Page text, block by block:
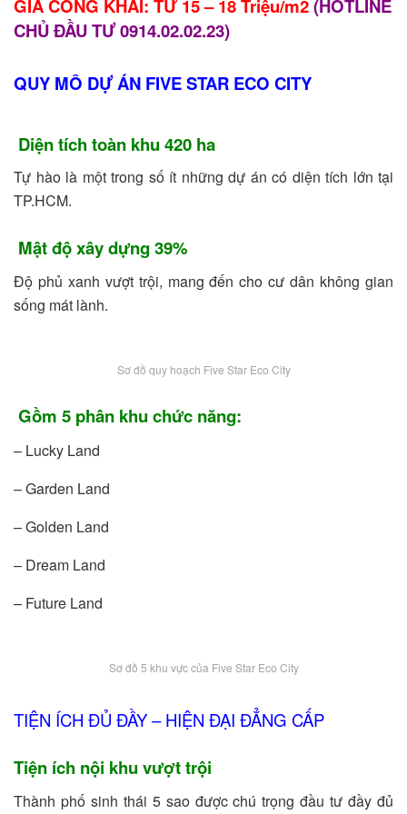
GIÁ CÔNG KHAI: TỪ 15 – 18 Triệu/m2(HOTLINE
CHỦ ĐẦU TƯ 0914.02.02.23)
QUY MÔ DỰ ÁN FIVE STAR ECO CITY
Diện tích toàn khu 420 ha
Tự hào là một trong số ít những dự án có diện tích lớn tại
TP.HCM.
Mật độ xây dựng 39%
Độ phủ xanh vượt trội, mang đến cho cư dân không gian
sống mát lành.
Sơ đồ quy hoạch Five Star Eco City
Gồm 5 phân khu chức năng:
– Lucky Land
– Garden Land
– Golden Land
– Dream Land
– Future Land
Sơ đồ 5 khu vực của Five Star Eco City
TIỆN ÍCH ĐỦ ĐẦY – HIỆN ĐẠI ĐẲNG CẤP
Tiện ích nội khu vượt trội
Thành phố sinh thái 5 sao được chú trọng đầu tư đầy đủ